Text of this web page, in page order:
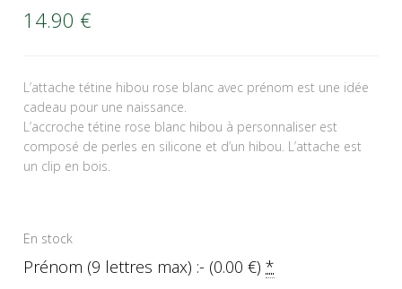
14.90 €
L’attache tétine hibou rose blanc avec prénom est une idée
cadeau pour une naissance.
L’accroche tétine rose blanc hibou à personnaliser est
composé de perles en silicone et d’un hibou. L’attache est
un clip en bois.
En stock
Prénom (9 lettres max) :- (0.00€)*